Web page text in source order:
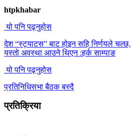
htpkhabar
यो पनि पढ्नुहोस
देश “स्ट्याटस” बाट होइन सहि निर्णयले
यस्तो अवस्था आउने थिएन :हर्क साम्पाङ
यो पनि पढ्नुहोस
प्रतिनिधिसभा बैठक बस्दै
प्रतिक्रिया